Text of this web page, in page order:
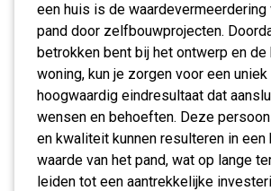
een huis is de waardevermeerdering
pand door zelfbouwprojecten.
betrokken bent bij het ontwerp en de
woning, kun je zorgen voor een uniek
hoogwaardig eindresultaat dat
wensen en behoeften. Deze
en kwaliteit kunnen resulteren in een
waarde van het pand, wat op lange
leiden tot een aantrekkelijke